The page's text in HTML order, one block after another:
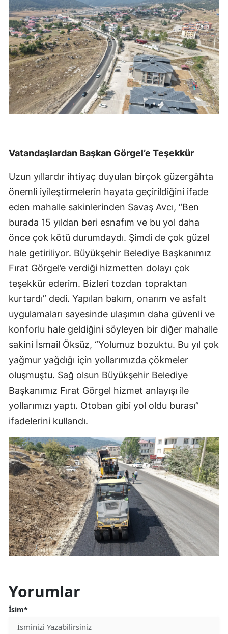
Vatandaşlardan Başkan Görgel’e Teşekkür
Uzun yıllardır ihtiyaç duyulan birçok güzergâhta
önemli iyileştirmelerin hayata geçirildiğini ifade
eden mahalle sakinlerinden Savaş Avcı, “Ben
burada 15 yıldan beri esnafım ve bu yol daha
önce çok kötü durumdaydı. Şimdi de çok güzel
hale getiriliyor. Büyükşehir Belediye Başkanımız
Fırat Görgel’e verdiği hizmetten dolayı çok
teşekkür ederim. Bizleri tozdan topraktan
kurtardı” dedi. Yapılan bakım, onarım ve asfalt
uygulamaları sayesinde ulaşımın daha güvenli ve
konforlu hale geldiğini söyleyen bir diğer mahalle
sakini İsmail Öksüz, “Yolumuz bozuktu. Bu yıl çok
yağmur yağdığı için yollarımızda çökmeler
oluşmuştu. Sağ olsun Büyükşehir Belediye
Başkanımız Fırat Görgel hizmet anlayışı ile
yollarımızı yaptı. Otoban gibi yol oldu burası”
ifadelerini kullandı.
Yorumlar
İsim*